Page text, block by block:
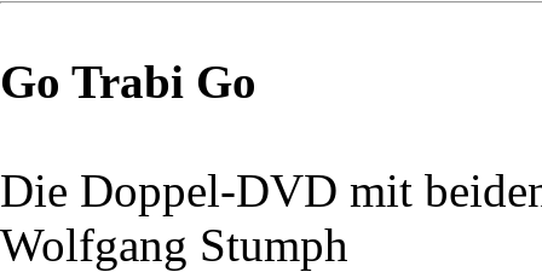
Go Trabi Go
Die Doppel-DVD mit
Wolfgang Stumph